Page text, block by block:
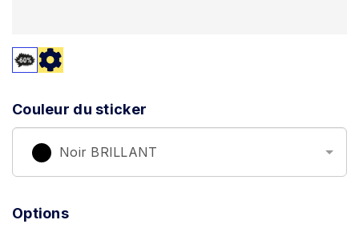
Couleur du sticker
Noir BRILLANT
Options